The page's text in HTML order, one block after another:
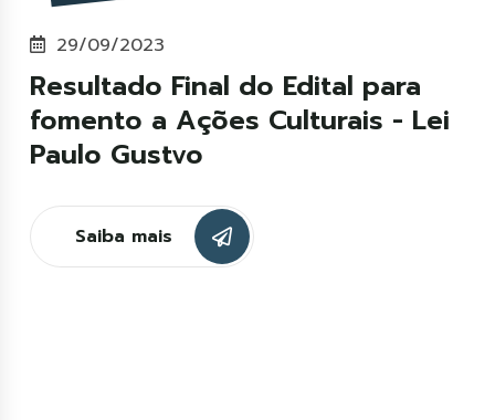
29/09/2023
Resultado Final do Edital para
fomento a Ações Culturais - Lei
Paulo Gustvo
Saiba mais